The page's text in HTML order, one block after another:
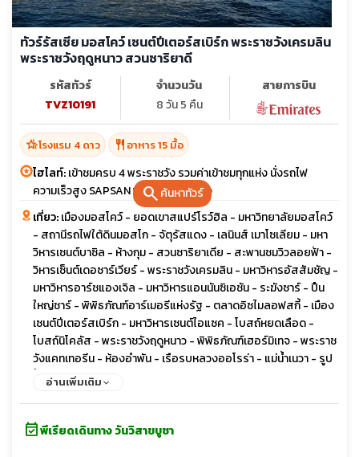
searchค้นหาทัวร์
ทัวร์รัสเซีย มอสโคว์ เซนต์ปีเตอร์สเบิร์ก พระราชวังเครมลิน
พระราชวังฤดูหนาว สวนซาริยาดี
รหัสทัวร์
TVZ10191
จำนวนวัน
8 วัน 5 คืน
สายการบิน
hotel_classโรงแรม 4 ดาว restaurant อาหาร 15 มื้อ
ไฮไลท์:เข้าชมครบ 4 พระราชวัง รวมค่าเข้าชมทุกแห่ง นั่งรถไฟ
ความเร็วสูง SAPSAN พักโรงแรม 4 ดาว
เที่ยว:เมืองมอสโคว์ - ยอดเขาสแปร์โรว์ฮิล - มหาวิทยาลัยมอสโคว์
- สถานีรถไฟใต้ดินมอสโก - จัตุรัสแดง - เลนินส์ เมาโซเลียม - มหา
วิหารเซนต์บาซิล - ห้างกุม - สวนซาริยาเดีย - สะพานชมวิวลอยฟ้า -
วิหารเซ็นต์เดอซาร์เวียร์ - พระราชวังเครมลิน - มหาวิหารอัสสัมชัญ -
มหาวิหารอาร์ชแองเจิล - มหาวิหารแอนนันซิเอชัน - ระฆังซาร์ - ปืน
ใหญ่ชาร์ - พิพิธภัณฑ์อาร์เมอรีแห่งรัฐ - ตลาดอิซไมลอฟสกี้ - เมือง
เซนต์ปีเตอร์สเบิร์ก - มหาวิหารเซนต์ไอแซค - โบสถ์หยดเลือด -
โบสถ์นิโคลัส - พระราชวังฤดูหนาว - พิพิธภัณฑ์เฮอร์มิเทจ - พระราช
วังแคทเทอรีน - ห้องอำพัน - เรือรบหลวงออโรร่า - แม่น้ำเนวา - รูป
ปั้นสฟิงซ์ - พระราชวังฤดูร้อนปีเตอร์ฮอฟ - ป้อมปีเตอร์แอนด์ปอล
อ่านเพิ่มเติม
event_availableพีเรียดเดินทาง วันวิสาขบูชา